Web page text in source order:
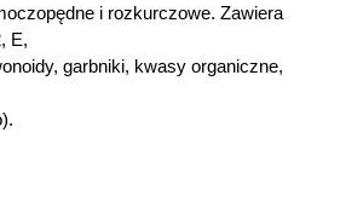
i rozkurczowe. Zawiera
E,
garbniki, kwasy organiczne,